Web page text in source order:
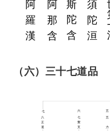
（六）三十七道品